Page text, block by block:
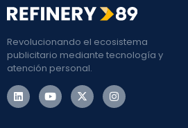
Revolucionando el ecosistema
publicitario mediante tecnología y
atención personal.